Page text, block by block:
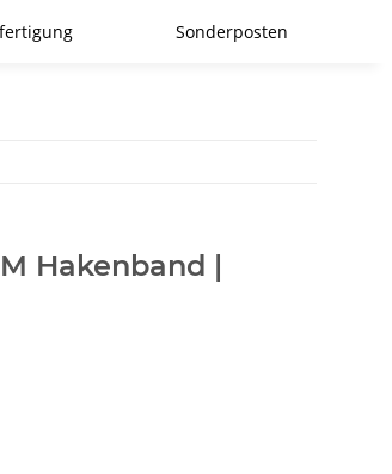
Sonderposten
Hakenband |